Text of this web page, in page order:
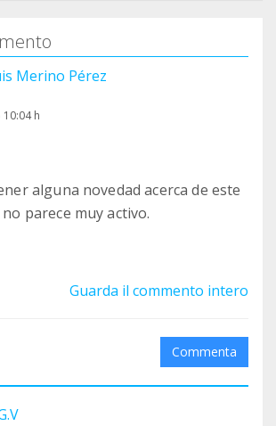
Merino Pérez
h
alguna novedad acerca de este
parece muy activo.
Guarda il commento intero
Commenta